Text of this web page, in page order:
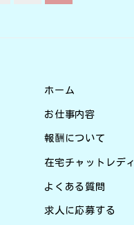
ホーム
お仕事内容
報酬について
在宅チャットレディ
よくある質問
求人に応募する